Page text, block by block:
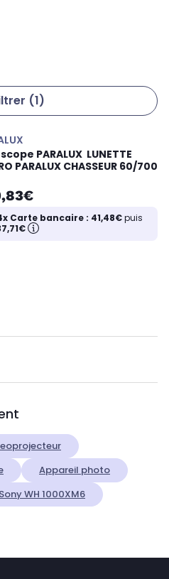
(1)
PARALUX LUNETTE
PARALUX CHASSEUR 60/700
Carte bancaire : 41,48€puis
Appareil photo
Sony WH 1000XM6